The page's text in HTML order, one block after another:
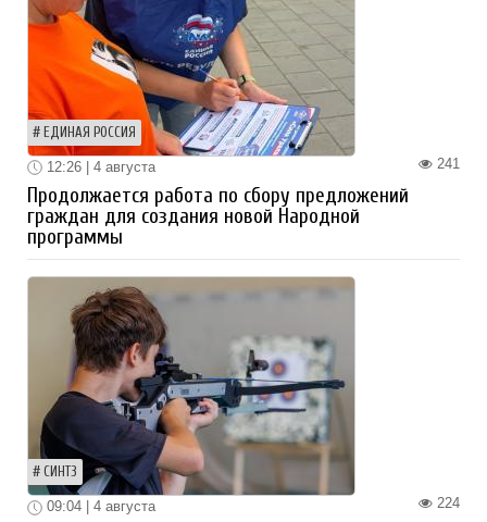
ЕДИНАЯ РОССИЯ
241
12:26 | 4 августа
Продолжается работа по сбору предложений
граждан для создания новой Народной
программы
СИНТЗ
224
09:04 | 4 августа